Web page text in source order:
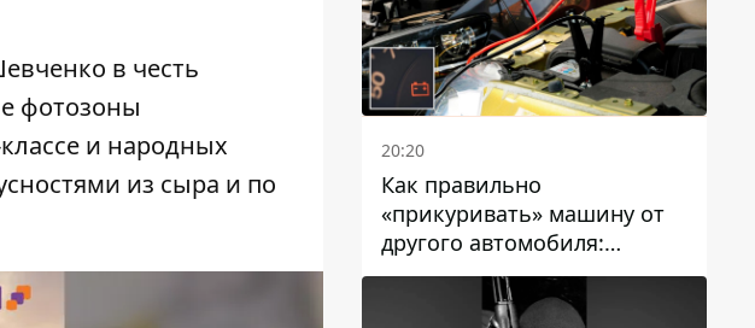
в честь
фотозоны
и народных
из сыра и по
20:20
Как правильно
«прикуривать» машину от
другого автомобиля:
инструкция для водителей